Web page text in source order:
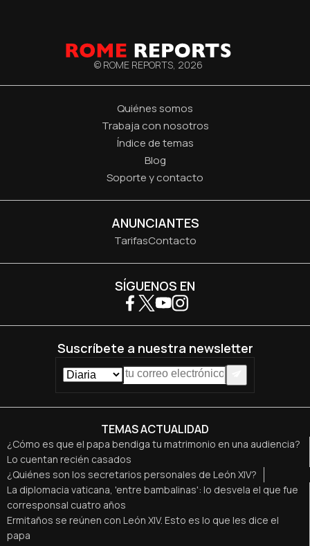
© ROME REPORTS, 2026
Quiénes somos
Trabaja con nosotros
Índice de temas
Blog
Soporte y contacto
ANUNCIANTES
TarifasContacto
TEMAS ACTUALIDAD
¿Cómo es que el papa bendiga tu matrimonio en una audiencia?
Lo cuentan recién casados
¿Quiénes son los secretarios personales de León XIV?
La diplomacia vaticana, 'entre bambalinas': lo desvela el que fue
corresponsal cuatro años
Ermitaños se reúnen con León XIV. Esto es lo que les dice el
papa
SÍGUENOS EN
Suscríbete a nuestra newsletter